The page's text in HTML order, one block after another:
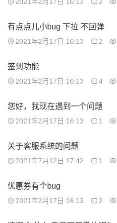
2021年2月17日 16:13 2
有点点儿小bug 下拉 不回弹
2021年2月17日 16:13 2
签到功能
2021年2月17日 16:13 4
您好，我现在遇到一个问题
2021年2月17日 16:13 1
关于客服系统的问题
2021年7月12日 17:42 1
优惠券有个bug
2021年2月17日 16:13 2